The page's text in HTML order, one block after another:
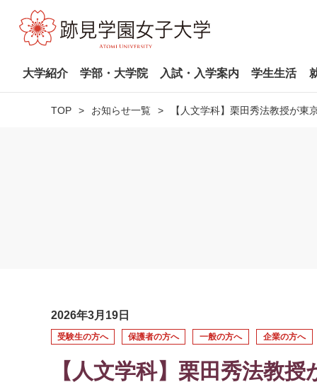
大学紹介 学部・大学院 入試・入学案内 学生生活
TOP お知らせ一覧 【人文学科】栗田秀法教授が
2026年3月19日
受験生の方へ 保護者の方へ 一般の方へ 企業の方へ
【人文学科】栗田秀法教